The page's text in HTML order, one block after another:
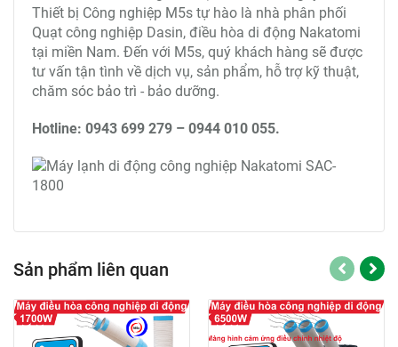
Thiết bị Công nghiệp M5s tự hào là nhà phân phối
Quạt công nghiệp Dasin, điều hòa di động Nakatomi
tại miền Nam. Đến với M5s, quý khách hàng sẽ được
tư vấn tận tình về dịch vụ, sản phẩm, hỗ trợ kỹ thuật,
chăm sóc bảo trì - bảo dưỡng.
Hotline: 0943 699 279 – 0944 010 055.
Sản phẩm liên quan